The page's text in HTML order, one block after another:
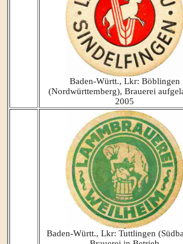
Baden-Württ., Lkr: Böblingen
(Nordwürttemberg), Brauerei
2005
Baden-Württ., Lkr: Tuttlingen